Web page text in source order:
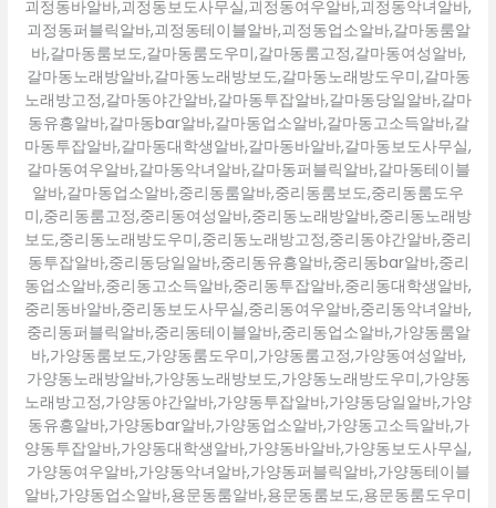
괴정동바알바,괴정동보도사무실,괴정동여우알바,괴정동악녀알바,
괴정동퍼블릭알바,괴정동테이블알바,괴정동업소알바,갈마동룸알
바,갈마동룸보도,갈마동룸도우미,갈마동룸고정,갈마동여성알바,
갈마동노래방알바,갈마동노래방보도,갈마동노래방도우미,갈마동
노래방고정,갈마동야간알바,갈마동투잡알바,갈마동당일알바,갈마
동유흥알바,갈마동bar알바,갈마동업소알바,갈마동고소득알바,갈
마동투잡알바,갈마동대학생알바,갈마동바알바,갈마동보도사무실,
갈마동여우알바,갈마동악녀알바,갈마동퍼블릭알바,갈마동테이블
알바,갈마동업소알바,중리동룸알바,중리동룸보도,중리동룸도우
미,중리동룸고정,중리동여성알바,중리동노래방알바,중리동노래방
보도,중리동노래방도우미,중리동노래방고정,중리동야간알바,중리
동투잡알바,중리동당일알바,중리동유흥알바,중리동bar알바,중리
동업소알바,중리동고소득알바,중리동투잡알바,중리동대학생알바,
중리동바알바,중리동보도사무실,중리동여우알바,중리동악녀알바,
중리동퍼블릭알바,중리동테이블알바,중리동업소알바,가양동룸알
바,가양동룸보도,가양동룸도우미,가양동룸고정,가양동여성알바,
가양동노래방알바,가양동노래방보도,가양동노래방도우미,가양동
노래방고정,가양동야간알바,가양동투잡알바,가양동당일알바,가양
동유흥알바,가양동bar알바,가양동업소알바,가양동고소득알바,가
양동투잡알바,가양동대학생알바,가양동바알바,가양동보도사무실,
가양동여우알바,가양동악녀알바,가양동퍼블릭알바,가양동테이블
알바,가양동업소알바,용문동룸알바,용문동룸보도,용문동룸도우미